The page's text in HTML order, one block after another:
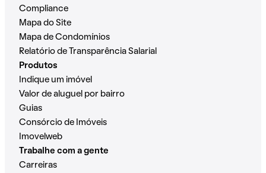
Compliance
Mapa do Site
Mapa de Condomínios
Relatório de Transparência Salarial
Produtos
Indique um imóvel
Valor de aluguel por bairro
Guias
Consórcio de Imóveis
Imovelweb
Trabalhe com a gente
Carreiras